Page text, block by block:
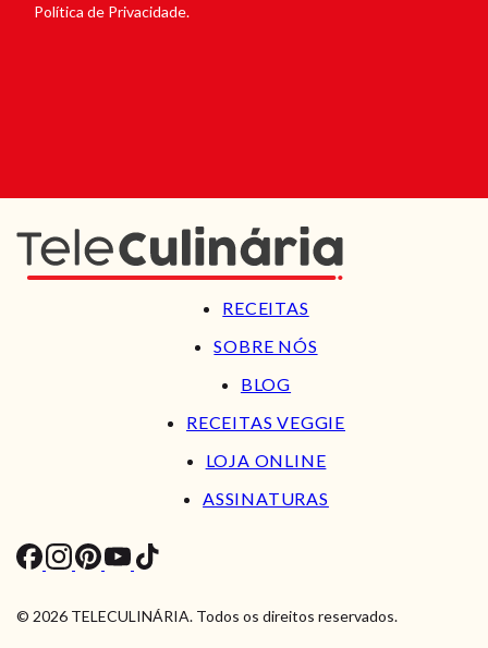
Política de Privacidade.
RECEITAS
SOBRE NÓS
BLOG
RECEITAS VEGGIE
LOJA ONLINE
ASSINATURAS
© 2026 TELECULINÁRIA. Todos os direitos reservados.